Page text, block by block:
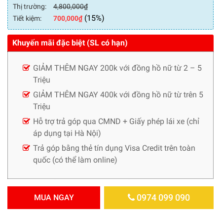
Thị trường: 4,800,000₫
Tiết kiệm:
700,000₫(15%)
Khuyến mãi đặc biệt (SL có hạn)
GIẢM THÊM NGAY 200k với đồng hồ nữ từ 2 – 5
Triệu
GIẢM THÊM NGAY 400k với đồng hồ nữ từ trên 5
Triệu
Hỗ trợ trả góp qua CMND + Giấy phép lái xe (chỉ
áp dụng tại Hà Nội)
Trả góp bằng thẻ tín dụng Visa Credit trên toàn
quốc (có thể làm online)
MUA NGAY 0974 099 090